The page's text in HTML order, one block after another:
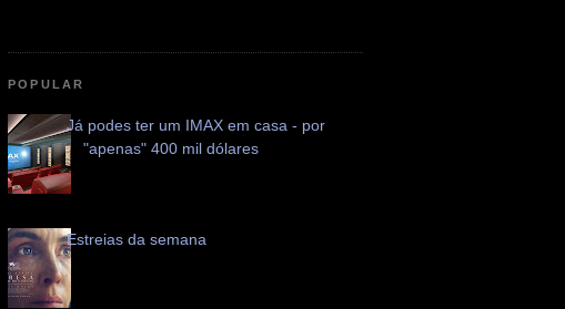
POPULAR
Já podes ter um IMAX em casa - por
"apenas" 400 mil dólares
Estreias da semana